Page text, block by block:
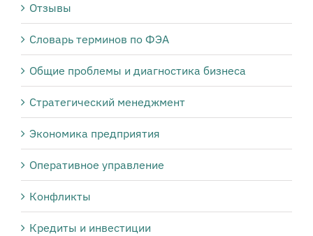
Отзывы
Словарь терминов по ФЭА
Общие проблемы и диагностика бизнеса
Стратегический менеджмент
Экономика предприятия
Оперативное управление
Конфликты
Кредиты и инвестиции